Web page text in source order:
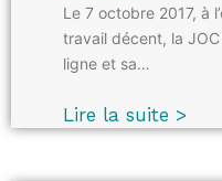
Le 7 octobre 2017, à
travail décent, la
ligne et sa…
Lire la suite >